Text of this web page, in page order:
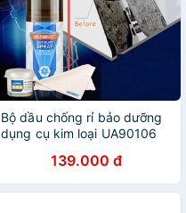
Bộ dầu chống rỉ bảo dưỡng
dụng cụ kim loại UA90106
139.000 đ